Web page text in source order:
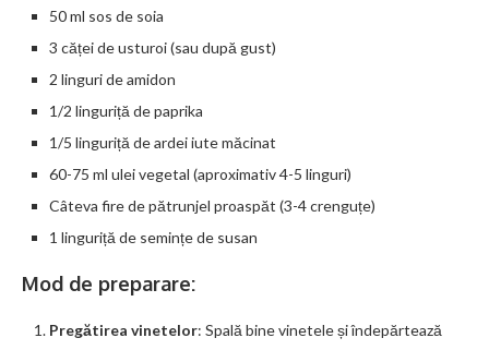
50 ml sos de soia
3 căței de usturoi (sau după gust)
2 linguri de amidon
1/2 linguriță de paprika
1/5 linguriță de ardei iute măcinat
60-75 ml ulei vegetal (aproximativ 4-5 linguri)
Câteva fire de pătrunjel proaspăt (3-4 crenguțe)
1 linguriță de semințe de susan
Mod de preparare:
Pregătirea vinetelor: Spală bine vinetele și îndepărtează